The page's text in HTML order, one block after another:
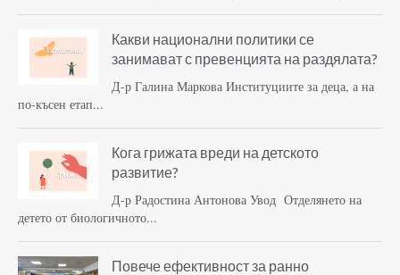
Какви национални политики се
занимават с превенцията на раздялата?
Д-р Галина Маркова Институциите за деца, а на
по-късен етап...
Кога грижата вреди на детското
развитие?
Д-р Радостина Антонова Увод Отделянето на
детето от биологичното...
Повече ефективност за ранно